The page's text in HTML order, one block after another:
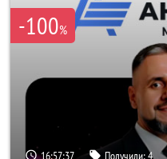
-100%
16:57:34 Получили:4